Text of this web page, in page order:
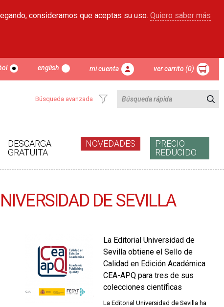
consideramos que aceptas su uso. Quiero saber más
english mi cuenta ver carrito (0)
Búsqueda avanzada
DESCARGA
GRATUITA
NOVEDADES
PRECIO
REDUCIDO
DE SEVILLA
La Editorial Universidad de
Sevilla obtiene el Sello de
Calidad en Edición Académica
CEA-APQ para tres de sus
colecciones científicas
La Editorial Universidad de Sevilla ha